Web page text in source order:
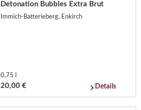
Detonation Bubbles Extra Brut
Immich-Batterieberg, Enkirch
0,75 l
20,00 € Details